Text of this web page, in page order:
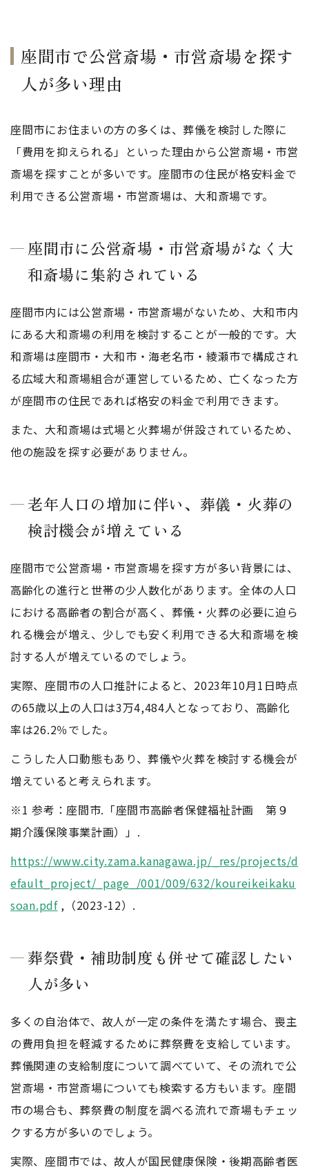
座間市で公営斎場・市営斎場を探す
人が多い理由
座間市にお住まいの方の多くは、葬儀を検討した際に
「費用を抑えられる」といった理由から公営斎場・市営
斎場を探すことが多いです。座間市の住民が格安料金で
利用できる公営斎場・市営斎場は、大和斎場です。
座間市に公営斎場・市営斎場がなく大
和斎場に集約されている
座間市内には公営斎場・市営斎場がないため、大和市内
にある大和斎場の利用を検討することが一般的です。大
和斎場は座間市・大和市・海老名市・綾瀬市で構成され
る広域大和斎場組合が運営しているため、亡くなった方
が座間市の住民であれば格安の料金で利用できます。
また、大和斎場は式場と火葬場が併設されているため、
他の施設を探す必要がありません。
老年人口の増加に伴い、葬儀・火葬の
検討機会が増えている
座間市で公営斎場・市営斎場を探す方が多い背景には、
高齢化の進行と世帯の少人数化があります。全体の人口
における高齢者の割合が高く、葬儀・火葬の必要に迫ら
れる機会が増え、少しでも安く利用できる大和斎場を検
討する人が増えているのでしょう。
実際、座間市の人口推計によると、2023年10月1日時点
の65歳以上の人口は3万4,484人となっており、高齢化
率は26.2％でした。
こうした人口動態もあり、葬儀や火葬を検討する機会が
増えていると考えられます。
※1 参考：座間市.「座間市高齢者保健福祉計画 第９
期介護保険事業計画）」.
https://www.city.zama.kanagawa.jp/_res/projects/d
efault_project/_page_/001/009/632/koureikeikaku
soan.pdf,（2023-12）.
葬祭費・補助制度も併せて確認したい
人が多い
多くの自治体で、故人が一定の条件を満たす場合、喪主
の費用負担を軽減するために葬祭費を支給しています。
葬儀関連の支給制度について調べていて、その流れで公
営斎場・市営斎場についても検索する方もいます。座間
市の場合も、葬祭費の制度を調べる流れで斎場もチェッ
クする方が多いのでしょう。
実際、座間市では、故人が国民健康保険・後期高齢者医